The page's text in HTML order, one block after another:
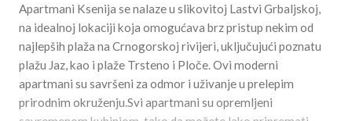
Apartmani Ksenija se nalaze u slikovitoj Lastvi Grbaljskoj,
na idealnoj lokaciji koja omogućava brz pristup nekim od
najlepših plaža na Crnogorskoj rivijeri, uključujući poznatu
plažu Jaz, kao i plaže Trsteno i Ploče. Ovi moderni
apartmani su savršeni za odmor i uživanje u prelepim
prirodnim okruženju.Svi apartmani su opremljeni